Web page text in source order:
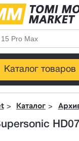
Каталог товаров
Каталог